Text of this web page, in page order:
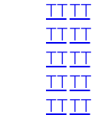
TTTT
TTTT
TTTT
TTTT
TTTT